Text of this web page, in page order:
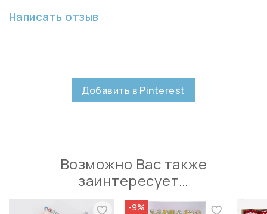
Написать отзыв
Добавить в Pinterest
Возможно Вас также
заинтересует…
-9%